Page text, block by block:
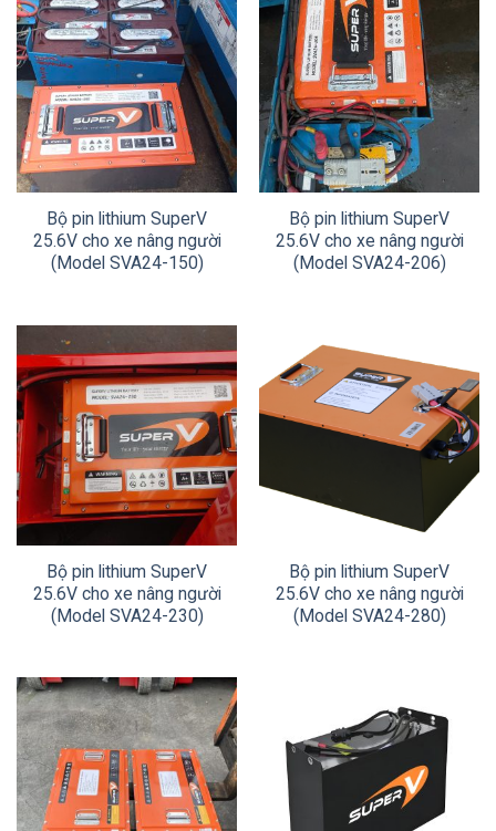
Bộ pin lithium SuperV
25.6V cho xe nâng người
(Model SVA24-150)
Bộ pin lithium SuperV
25.6V cho xe nâng người
(Model SVA24-206)
Bộ pin lithium SuperV
25.6V cho xe nâng người
(Model SVA24-230)
Bộ pin lithium SuperV
25.6V cho xe nâng người
(Model SVA24-280)